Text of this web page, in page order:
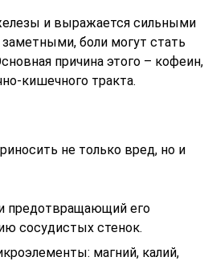
и выражается сильными
боли могут стать
причина этого – кофеин,
кишечного тракта.
не только вред, но и
предотвращающий его
сосудистых стенок.
магний, калий,